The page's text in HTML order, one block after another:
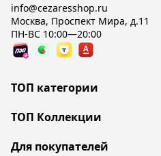
info@cezaresshop.ru
Москва, Проспект Мира, д.11
ПН-ВС 10:00—20:00
ТОП категории
ТОП Коллекции
Для покупателей